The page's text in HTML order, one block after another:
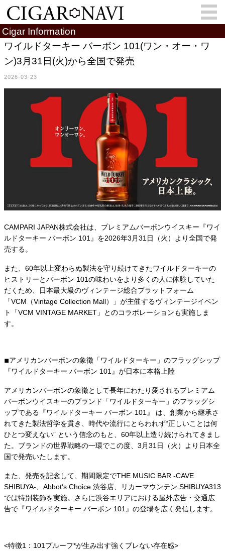
会員登録 お問い合わせ
Cigar Information Cigar Column
葉巻人
Cigar Map
Cigar Information
ワイルドターキー バーボン 101(ワン・オー・ワ
ン)3月31日(火)から全国で発売
2026-03-23
CAMPARI JAPAN株式会社は、プレミアムバーボンウイスキー『ワイ
ルドターキー バーボン 101』を2026年3月31日（火）より全国で発
売する。
また、60年以上変わらぬ製法を守り続けてきたワイルドターキーの
ヒストリーとバーボン 101の味わいをより多くの人に体験していた
だくため、日本最大級のヴィンテージ総合プラットフォーム
「VCM（Vintage Collection Mall）」が主催するヴィンテージイベン
ト「VCM VINTAGE MARKET」とのコラボレーションも実施しま
す。
◾︎アメリカンバーボンの象徴「ワイルドターキー」のフラッグシップ
『ワイルドターキー バーボン 101』が日本に本格上陸
アメリカンバーボンの象徴として長年にわたり愛されるプレミアム
バーボンウイスキーのブランド「ワイルドターキー」のフラッグシ
ップである『ワイルドターキー バーボン 101』 は、創業から継承さ
れてきた製法哲学を貫き、時代や流行にとらわれず“正しいことは何
ひとつ変えない” という信念のもと、60年以上造り続けられてきまし
た。ブランドの世界戦略の一環でこの度、3月31日（火）より日本全
国で発売いたします。
また、発売を記念して、期間限定でTHE MUSIC BAR -CAVE
SHIBUYA-、Abbot‘s Choice 渋谷店、リカーマウンテン SHIBUYA313
では特別装飾を実施。さらに渋谷エリアにおける屋外広告・交通広
告で『ワイルドターキー バーボン 101』の登場を広く発信します。
<特徴1：101プルーフ*が生み出す強くブレない存在感>